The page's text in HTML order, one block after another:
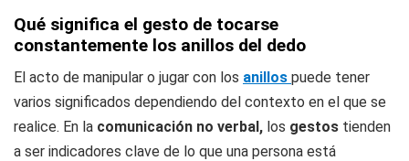
Qué significa el gesto de tocarse
constantemente los anillos del dedo
El acto de manipular o jugar con los anillos puede tener
varios significados dependiendo del contexto en el que se
realice. En la comunicación no verbal, los gestos tienden
a ser indicadores clave de lo que una persona está